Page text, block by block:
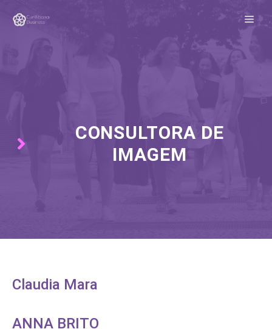
para
CONSULTORA DE
IMAGEM
Claudia Mara
ANNA BRITO